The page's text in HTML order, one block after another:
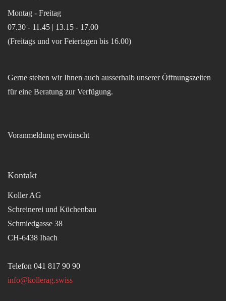
Montag - Freitag
07.30 - 11.45 | 13.15 - 17.00
(Freitags und vor Feiertagen bis 16.00)
Gerne stehen wir Ihnen auch ausserhalb unserer Öffnungszeiten
für eine Beratung zur Verfügung.
Voranmeldung erwünscht
Kontakt
Koller AG
Schreinerei und Küchenbau
Schmiedgasse 38
CH-6438 Ibach
Telefon 041 817 90 90
info@kollerag.swiss